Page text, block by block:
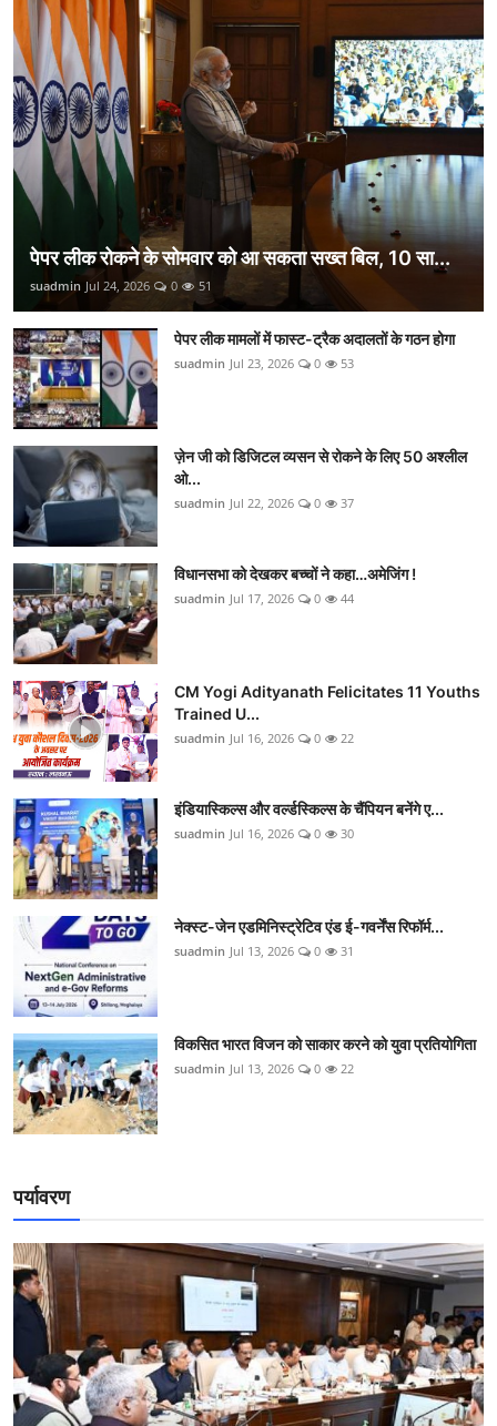
पेपर लीक रोकने के सोमवार को आ सकता सख्त बिल, 10 सा...
suadmin Jul 24, 2026 0 51
पेपर लीक मामलों में फास्ट-ट्रैक अदालतों के गठन होगा
suadmin Jul 23, 2026 0 53
ज़ेन जी को डिजिटल व्यसन से रोकने के लिए 50 अश्लील
ओ...
suadmin Jul 22, 2026 0 37
विधानसभा को देखकर बच्चों ने कहा…अमेजिंग !
suadmin Jul 17, 2026 0 44
CM Yogi Adityanath Felicitates 11 Youths
Trained U...
suadmin Jul 16, 2026 0 22
इंडियास्किल्स और वर्ल्डस्किल्स के चैंपियन बनेंगे ए...
suadmin Jul 16, 2026 0 30
नेक्स्ट-जेन एडमिनिस्ट्रेटिव एंड ई-गवर्नेंस रिफॉर्म...
suadmin Jul 13, 2026 0 31
विकसित भारत विजन को साकार करने को युवा प्रतियोगिता
suadmin Jul 13, 2026 0 22
पर्यावरण